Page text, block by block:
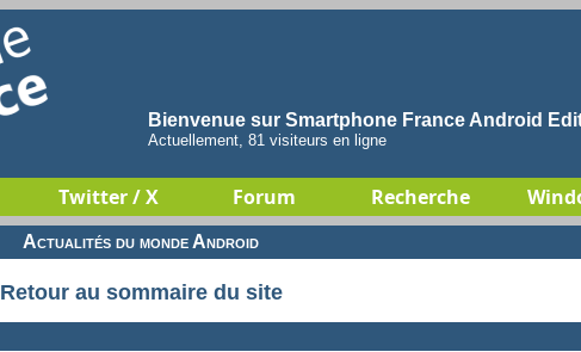
Bienvenue sur Smartphone France Android
Actuellement, 81 visiteurs en ligne
Twitter / X Forum Recherche
Actualités du monde Android
Retour au sommaire du site